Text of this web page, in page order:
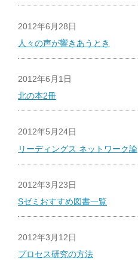
2012年6月28日
人々の声が響きあうとき
2012年6月1日
北の本2冊
2012年5月24日
リーディングス ネットワーク論
2012年3月23日
Sゼミおすすめ図書一覧
2012年3月12日
プロセス研究の方法